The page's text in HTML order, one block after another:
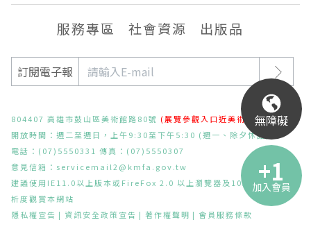
服務專區 社會資源 出版品
訂閱電子報
804407 高雄市鼓山區美術館路80號 (展覽參觀入口近美術東二路)
開放時間：週二至週日，上午9:30至下午5:30 (週一、除夕休館)
電話：(07)5550331 傳真：(07)5550307
意見信箱： servicemail2@kmfa.gov.tw
建議使用IE11.0以上版本或FireFox 2.0 以上瀏覽器及1024x768之解
析度觀賞本網站
隱私權宣告
資訊安全政策宣告 著作權聲明 會員服務條款
無障礙
加入會員